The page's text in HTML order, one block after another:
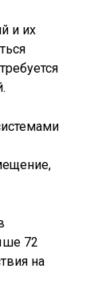
и их
72
на